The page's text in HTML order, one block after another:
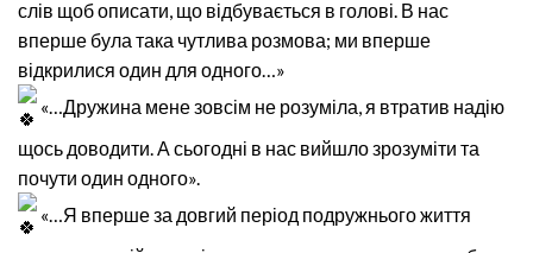
слів щоб описати, що відбувається в голові. В нас
вперше була така чутлива розмова; ми вперше
відкрилися один для одного…»
«…Дружина мене зовсім не розуміла, я втратив надію
щось доводити. А сьогодні в нас вийшло зрозуміти та
почути один одного».
«…Я вперше за довгий період подружнього життя